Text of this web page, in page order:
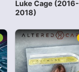
Luke Cage (2016-
2018)